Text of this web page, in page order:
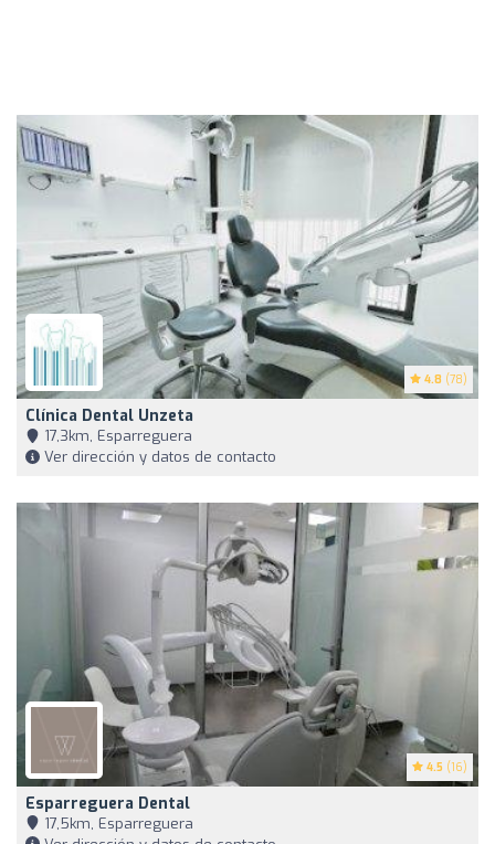
4.8 (78)
Clínica Dental Unzeta
17,3km, Esparreguera
Ver dirección y datos de contacto
4.5 (16)
Esparreguera Dental
17,5km, Esparreguera